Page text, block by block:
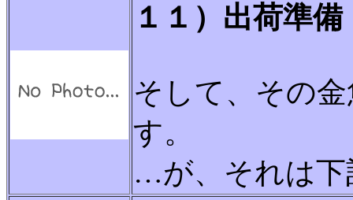
１１）出荷準備
そして、その
す。
…が、それは下